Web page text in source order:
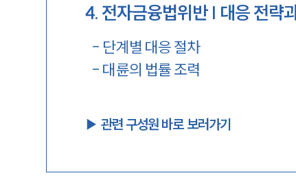
4. 전자금융법위반 | 대응 전략
- 단계별 대응 절차
- 대륜의 법률 조력
▶︎ 관련 구성원 바로 보러가기